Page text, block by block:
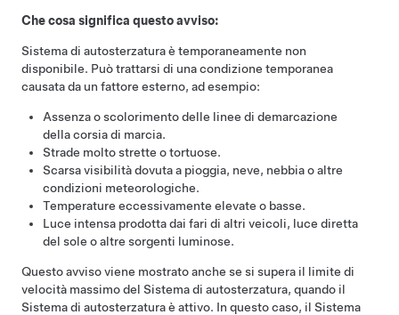
Che cosa significa questo avviso:
Sistema di autosterzaturaè temporaneamente non
disponibile. Può trattarsi di una condizione temporanea
causata da un fattore esterno, ad esempio:
Assenza o scolorimento delle linee di demarcazione
della corsia di marcia.
Strade molto strette o tortuose.
Scarsa visibilità dovuta a pioggia, neve, nebbia o altre
condizioni meteorologiche.
Temperature eccessivamente elevate o basse.
Luce intensa prodotta dai fari di altri veicoli, luce diretta
del sole o altre sorgenti luminose.
Questo avviso viene mostrato anche se si supera il limite di
velocità massimo del Sistema di autosterzatura, quando il
Sistema di autosterzaturaè attivo. In questo caso, il Sistema